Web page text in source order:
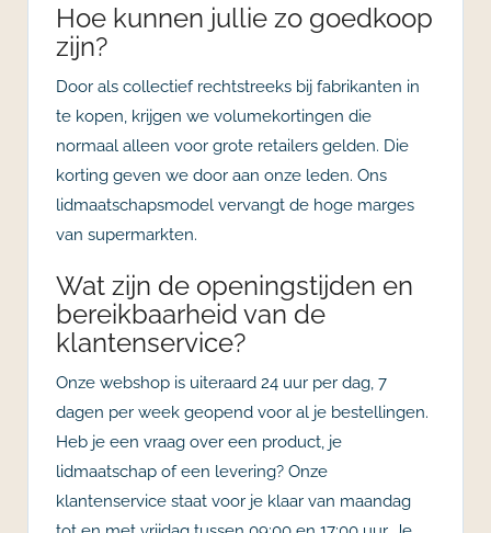
Hoe kunnen jullie zo goedkoop
zijn?
Door als collectief rechtstreeks bij fabrikanten in
te kopen, krijgen we volumekortingen die
normaal alleen voor grote retailers gelden. Die
korting geven we door aan onze leden. Ons
lidmaatschapsmodel vervangt de hoge marges
van supermarkten.
Wat zijn de openingstijden en
bereikbaarheid van de
klantenservice?
Onze webshop is uiteraard 24 uur per dag, 7
dagen per week geopend voor al je bestellingen.
Heb je een vraag over een product, je
lidmaatschap of een levering? Onze
klantenservice staat voor je klaar van maandag